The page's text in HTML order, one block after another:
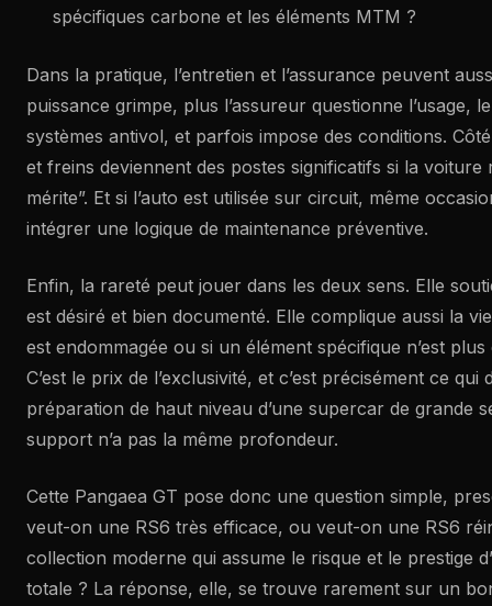
spécifiques carbone et les éléments MTM ?
Dans la pratique, l’entretien et l’assurance peuvent
puissance grimpe, plus l’assureur questionne l’usage,
systèmes antivol, et parfois impose des conditions.
et freins deviennent des postes significatifs si la voiture
mérite”. Et si l’auto est utilisée sur circuit, même
intégrer une logique de maintenance préventive.
Enfin, la rareté peut jouer dans les deux sens. Elle
est désiré et bien documenté. Elle complique aussi la
est endommagée ou si un élément spécifique n’est
C’est le prix de l’exclusivité, et c’est précisément ce qui
préparation de haut niveau d’une supercar de grande
support n’a pas la même profondeur.
Cette Pangaea GT pose donc une question simple,
veut-on une RS6 très efficace, ou veut-on une RS6
collection moderne qui assume le risque et le prestige
totale ? La réponse, elle, se trouve rarement sur un